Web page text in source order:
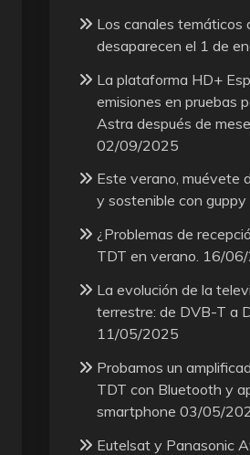
Los canales temáticos
desaparecen el 1 de
La plataforma HD+
emisiones en pruebas
Astra después de
02/09/2025
Este verano, muévete
y sostenible con guppy
¿Problemas de
TDT en verano. 16/
La evolución de la
terrestre: de DVB-T a
11/05/2025
Probamos un
TDT con Bluetooth y
smartphone 03/05/
Eutelsat y Panasonic